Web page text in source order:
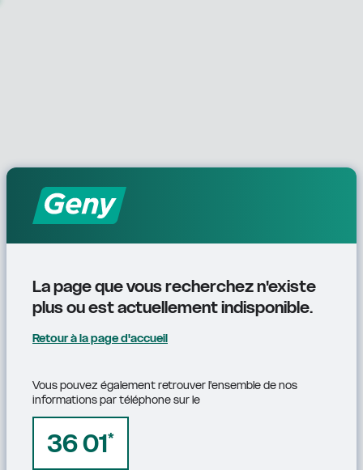
La page que vous recherchez n'existe
plus ou est actuellement indisponible.
Retour à la page d'accueil
Vous pouvez également retrouver l'ensemble de nos
informations par téléphone sur le
36 01*